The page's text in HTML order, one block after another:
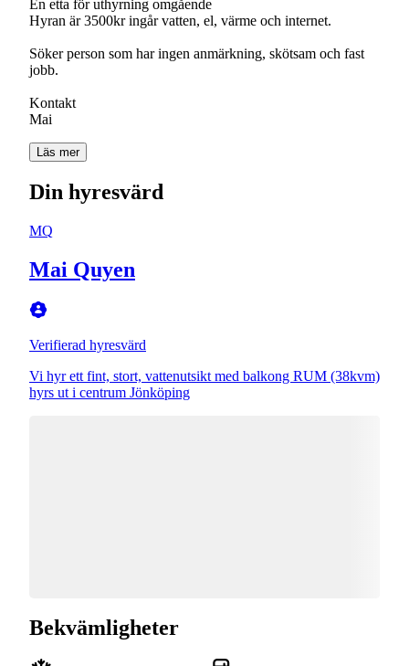
En etta för uthyrning omgående
Hyran är 3500kr ingår vatten, el, värme och internet.
Söker person som har ingen anmärkning, skötsam och fast
jobb.
Kontakt
Mai
Läs mer
Din hyresvärd
MQ
Mai Quyen
Verifierad hyresvärd
Vi hyr ett fint, stort, vattenutsikt med balkong RUM (38kvm)
hyrs ut i centrum Jönköping
Bekvämligheter